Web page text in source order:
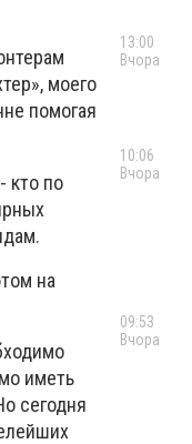
моего
помогая
кто по
на
иметь
сегодня
13:00
Вчора
10:06
Вчора
09:53
Вчора